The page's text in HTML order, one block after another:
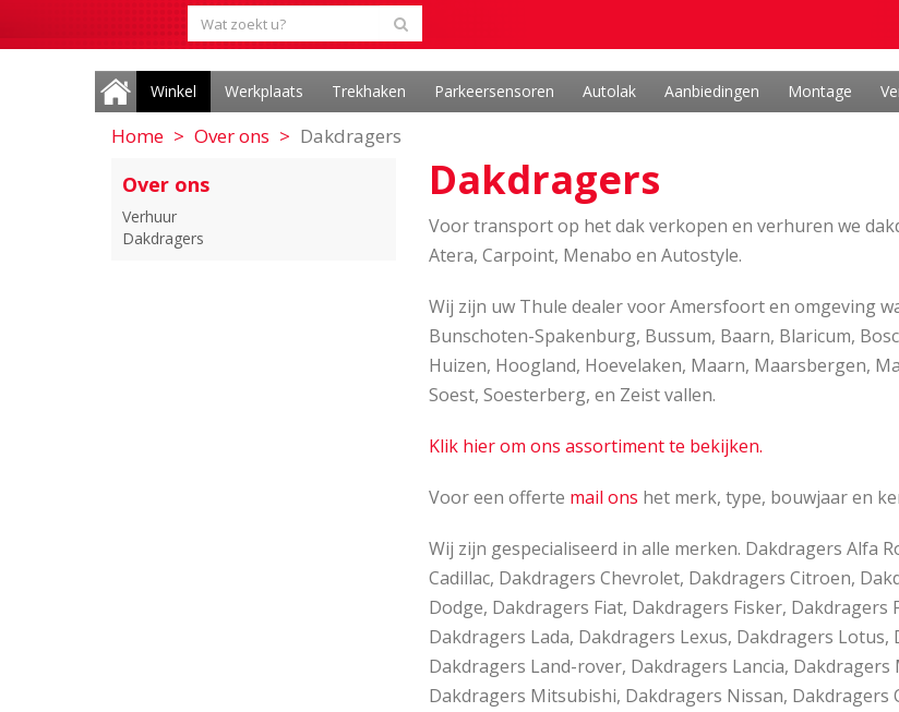
Winkel Werkplaats Trekhaken Parkeersensoren Autolak Aanbiedingen Montage
Home Over ons Dakdragers
Over ons
Verhuur
Dakdragers
Dakdragers
Voor transport op het dak verkopen en verhuren we
Atera, Carpoint, Menabo en Autostyle.
Wij zijn uw Thule dealer voor Amersfoort en omgeving
Bunschoten-Spakenburg, Bussum, Baarn, Blaricum,
Huizen, Hoogland, Hoevelaken, Maarn, Maarsbergen,
Soest, Soesterberg, en Zeist vallen.
Klik hier om ons assortiment te bekijken.
Voor een offerte mail ons het merk, type, bouwjaar en
Wij zijn gespecialiseerd in alle merken. Dakdragers Alfa
Cadillac, Dakdragers Chevrolet, Dakdragers Citroen,
Dodge, Dakdragers Fiat, Dakdragers Fisker,
Dakdragers Lada, Dakdragers Lexus, Dakdragers
Dakdragers Land-rover, Dakdragers Lancia,
Dakdragers Mitsubishi, Dakdragers Nissan, Dakdragers